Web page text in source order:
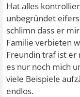
Hat alles
unbegründet
schlimn dass er
Familie verbieten
Freundin traf ist er
es nur noch mich
viele Beispiele
endlos.